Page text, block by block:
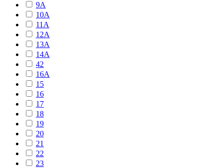
9A
10A
11A
12A
13A
14A
42
16A
15
16
17
18
19
20
21
22
23